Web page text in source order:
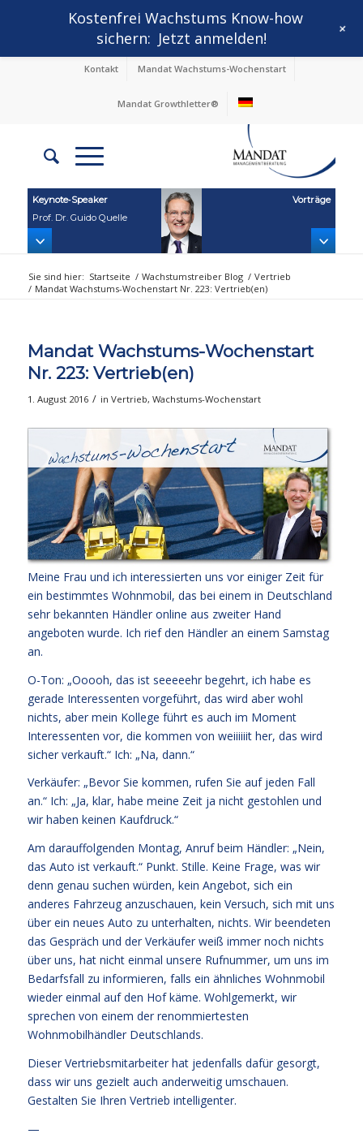
Kontakt Mandat Wachstums-Wochenstart
Mandat Growthletter®
Keynote‑Speaker
Prof. Dr. Guido Quelle
Vorträge
Sie sind hier: Startseite / Wachstumstreiber Blog / Vertrieb
/ Mandat Wachstums-Wochenstart Nr. 223: Vertrieb(en)
Mandat Wachstums-Wochenstart
Nr. 223: Vertrieb(en)
1. August 2016 / in Vertrieb, Wachstums-Wochenstart
Meine Frau und ich interessierten uns vor einiger Zeit für
ein bestimmtes Wohnmobil, das bei einem in Deutschland
sehr bekannten Händler online aus zweiter Hand
angeboten wurde. Ich rief den Händler an einem Samstag
an.
O-Ton: „Ooooh, das ist seeeeehr begehrt, ich habe es
gerade Interessenten vorgeführt, das wird aber wohl
nichts, aber mein Kollege führt es auch im Moment
Interessenten vor, die kommen von weiiiiiit her, das wird
sicher verkauft.“ Ich: „Na, dann.“
Verkäufer: „Bevor Sie kommen, rufen Sie auf jeden Fall
an.“ Ich: „Ja, klar, habe meine Zeit ja nicht gestohlen und
wir haben keinen Kaufdruck.“
Am darauffolgenden Montag, Anruf beim Händler: „Nein,
das Auto ist verkauft.“ Punkt. Stille. Keine Frage, was wir
denn genau suchen würden, kein Angebot, sich ein
anderes Fahrzeug anzuschauen, kein Versuch, sich mit uns
über ein neues Auto zu unterhalten, nichts. Wir beendeten
das Gespräch und der Verkäufer weiß immer noch nichts
über uns, hat nicht einmal unsere Rufnummer, um uns im
Bedarfsfall zu informieren, falls ein ähnliches Wohnmobil
wieder einmal auf den Hof käme. Wohlgemerkt, wir
sprechen von einem der renommiertesten
Wohnmobilhändler Deutschlands.
Dieser Vertriebsmitarbeiter hat jedenfalls dafür gesorgt,
dass wir uns gezielt auch anderweitig umschauen.
Gestalten Sie Ihren Vertrieb intelligenter.
—
Kostenfrei Wachstums Know-how
sichern: Jetzt anmelden! +